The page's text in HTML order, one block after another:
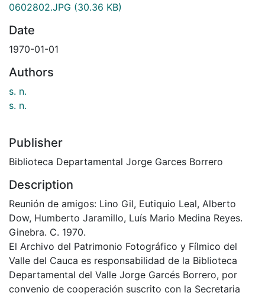
0602802.JPG (30.36 KB)
Date
1970-01-01
Authors
s. n.
s. n.
Publisher
Biblioteca Departamental Jorge Garces Borrero
Description
Reunión de amigos: Lino Gil, Eutiquio Leal, Alberto
Dow, Humberto Jaramillo, Luís Mario Medina Reyes.
Ginebra. C. 1970.
El Archivo del Patrimonio Fotográfico y Fílmico del
Valle del Cauca es responsabilidad de la Biblioteca
Departamental del Valle Jorge Garcés Borrero, por
convenio de cooperación suscrito con la Secretaria